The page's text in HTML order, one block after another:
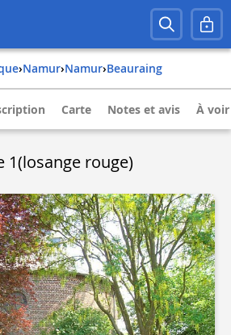
› namur› namur› beauraing
Carte Notes et avis À
1(losange rouge)